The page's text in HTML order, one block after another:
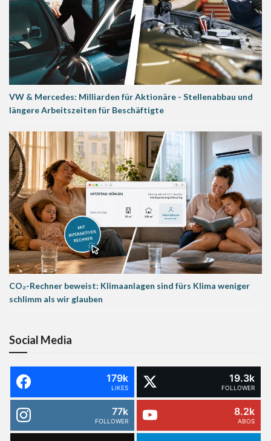
VW & Mercedes: Milliarden für Aktionäre - Stellenabbau und
längere Arbeitszeiten für Beschäftigte
CO₂-Rechner beweist: Klimaanlagen sind fürs Klima weniger
schlimm als wir glauben
Social Media
179k
LIKES
19.3k
FOLLOWER
77k
FOLLOWER
8.2k
ABOS